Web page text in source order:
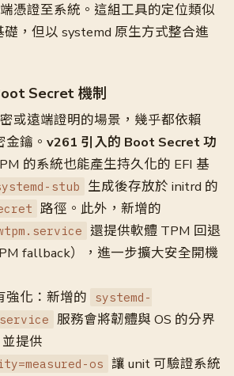
憑證至系統。這組工具的定位類似
，但以 systemd 原生方式整合進
Secret 機制
或遠端證明的場景，幾乎都依賴
鑰。 v261 引入的 Boot Secret 功
的系統也能產生持久化的 EFI 基
stub 生成後存放於 initrd 的
路徑。此外，新增的
還提供軟體 TPM 回退
fallback），進一步擴大安全開機
強化：新增的
systemd-
服務會將韌體與 OS 的分界
提供
os 讓 unit 可驗證系統